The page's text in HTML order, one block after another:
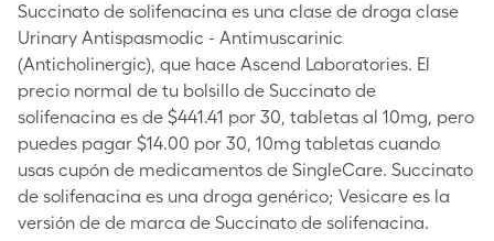
Succinato de solifenacina es una clase de droga clase
Urinary Antispasmodic - Antimuscarinic
(Anticholinergic), que hace Ascend Laboratories. El
precio normal de tu bolsillo de Succinato de
solifenacina es de $441.41 por 30, tabletas al 10mg, pero
puedes pagar $14.00 por 30, 10mg tabletas cuando
usas cupón de medicamentos de SingleCare. Succinato
de solifenacina es una droga genérico; Vesicare es la
versión de de marca de Succinato de solifenacina.